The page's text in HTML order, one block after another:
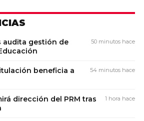
audita gestión de
50 minutos hace
beneficia a
54 minutos hace
dirección del PRM tras
1 hora hace